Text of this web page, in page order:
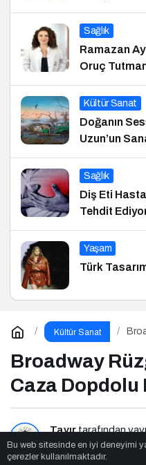
Sağlık
Ramazan
Oruç
Kültür Sanat
Doğanın
Uzun’un
Sağlık
Diş Eti
Tehdit
Yaşam
Türk
Kültür Sanat
Broadway
Caza Dopdolu
Tavırtarafından
2dk, 35sn
Bu web sitesinde en iyi deneyimi
çerezler kullanılmaktadır.